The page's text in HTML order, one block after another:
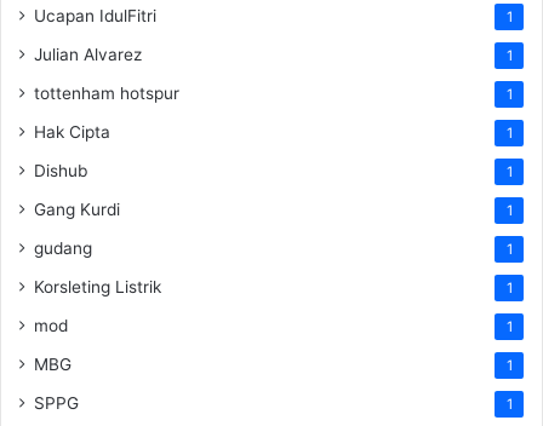
Ucapan IdulFitri 1
Julian Alvarez 1
tottenham hotspur 1
Hak Cipta 1
Dishub 1
Gang Kurdi 1
gudang 1
Korsleting Listrik 1
mod 1
MBG 1
SPPG 1